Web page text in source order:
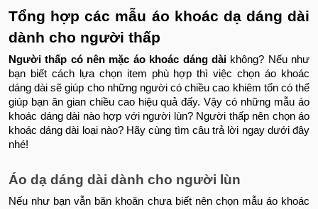
Tổng hợp các mẫu áo khoác dạ dáng dài
dành cho người thấp
Người thấp có nên mặc áo khoác dáng dàikhông? Nếu như
bạn biết cách lựa chọn item phù hợp thì việc chọn áo khoác
dáng dài sẽ giúp cho những người có chiều cao khiêm tốn có thể
giúp bạn ăn gian chiều cao hiệu quả đấy. Vậy có những mẫu áo
khoác dáng dài nào hợp với người lùn? Người thấp nên chọn áo
khoác dáng dài loại nào? Hãy cùng tìm câu trả lời ngay dưới đây
nhé!
Áo dạ dáng dài dành cho người lùn
Nếu như bạn vẫn băn khoăn chưa biết nên chọn mẫu áo khoác